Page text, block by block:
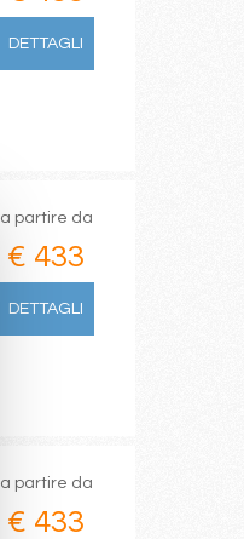
DETTAGLI
a partire da
€ 433
DETTAGLI
a partire da
€ 433